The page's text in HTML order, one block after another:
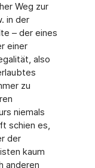
Weg zur
in der
– der eines
einer
also
zu
niemals
schien es,
der
kaum
anderen